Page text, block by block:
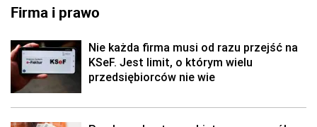
Firma i prawo
Nie każda firma musi od razu przejść na
KSeF. Jest limit, o którym wielu
przedsiębiorców nie wie